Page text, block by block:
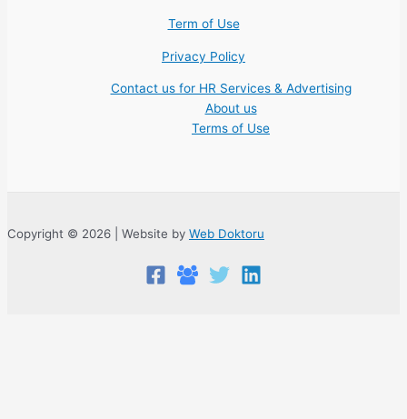
Term of Use
Privacy Policy
Contact us for HR Services & Advertising
About us
Terms of Use
Copyright © 2026 | Website by Web Doktoru